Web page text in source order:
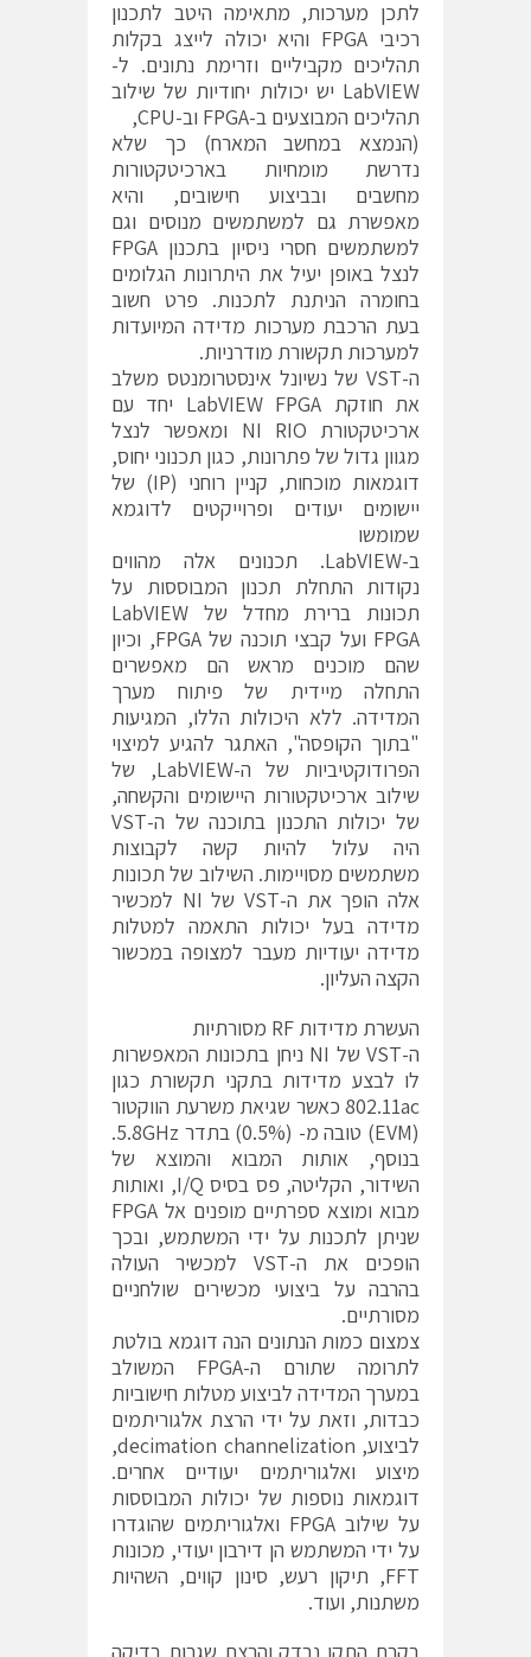
לתכן מערכות, מתאימה היטב לתכנון
רכיבי FPGA והיא יכולה לייצג בקלות
תהליכים מקביליים וזרימת נתונים. ל-
LabVIEW יש יכולות יחודיות של שילוב
תהליכים המבוצעים ב-FPGA וב-CPU,
(הנמצא במחשב המארח) כך שלא
נדרשת מומחיות בארכיטקטורות
מחשבים ובביצוע חישובים, והיא
מאפשרת גם למשתמשים מנוסים וגם
למשתמשים חסרי ניסיון בתכנון FPGA
לנצל באופן יעיל את היתרונות הגלומים
בחומרה הניתנת לתכנות. פרט חשוב
בעת הרכבת מערכות מדידה המיועדות
למערכות תקשורת מודרניות.
ה-VST של נשיונל אינסטרומנטס משלב
את חוזקת LabVIEW FPGA יחד עם
ארכיטקטורת NI RIO ומאפשר לנצל
מגוון גדול של פתרונות, כגון תכנוני יחוס,
דוגמאות מוכחות, קניין רוחני (IP) של
יישומים יעודים ופרוייקטים לדוגמא
שמומשו
ב-LabVIEW. תכנונים אלה מהווים
נקודות התחלת תכנון המבוססות על
תכונות ברירת מחדל של LabVIEW
FPGA ועל קבצי תוכנה של FPGA, וכיון
שהם מוכנים מראש הם מאפשרים
התחלה מיידית של פיתוח מערך
המדידה. ללא היכולות הללו, המגיעות
"בתוך הקופסה", האתגר להגיע למיצוי
הפרודוקטיביות של ה-LabVIEW, של
שילוב ארכיטקטורות היישומים והקשחה,
של יכולות התכנון בתוכנה של ה-VST
היה עלול להיות קשה לקבוצות
משתמשים מסויימות. השילוב של תכונות
אלה הופך את ה-VST של NI למכשיר
מדידה בעל יכולות התאמה למטלות
מדידה יעודיות מעבר למצופה במכשור
הקצה העליון.
העשרת מדידות RF מסורתיות
ה-VST של NI ניחן בתכונות המאפשרות
לו לבצע מדידות בתקני תקשורת כגון
802.11ac כאשר שגיאת משרעת הווקטור
(EVM) טובה מ- (0.5%) בתדר 5.8GHz.
בנוסף, אותות המבוא והמוצא של
השידור, הקליטה, פס בסיס I/Q, ואותות
מבוא ומוצא ספרתיים מופנים אל FPGA
שניתן לתכנות על ידי המשתמש, ובכך
הופכים את ה-VST למכשיר העולה
בהרבה על ביצועי מכשירים שולחניים
מסורתיים.
צמצום כמות הנתונים הנה דוגמא בולטת
לתרומה שתורם ה-FPGA המשולב
במערך המדידה לביצוע מטלות חישוביות
כבדות, וזאת על ידי הרצת אלגוריתמים
לביצוע, decimation channelization,
מיצוע ואלגוריתמים יעודיים אחרים.
דוגמאות נוספות של יכולות המבוססות
על שילוב FPGA ואלגוריתמים שהוגדרו
על ידי המשתמש הן דירבון יעודי, מכונות
FFT, תיקון רעש, סינון קווים, השהיות
משתנות, ועוד.
בקרת התקן נבדק והרצת שגרות בדיקה